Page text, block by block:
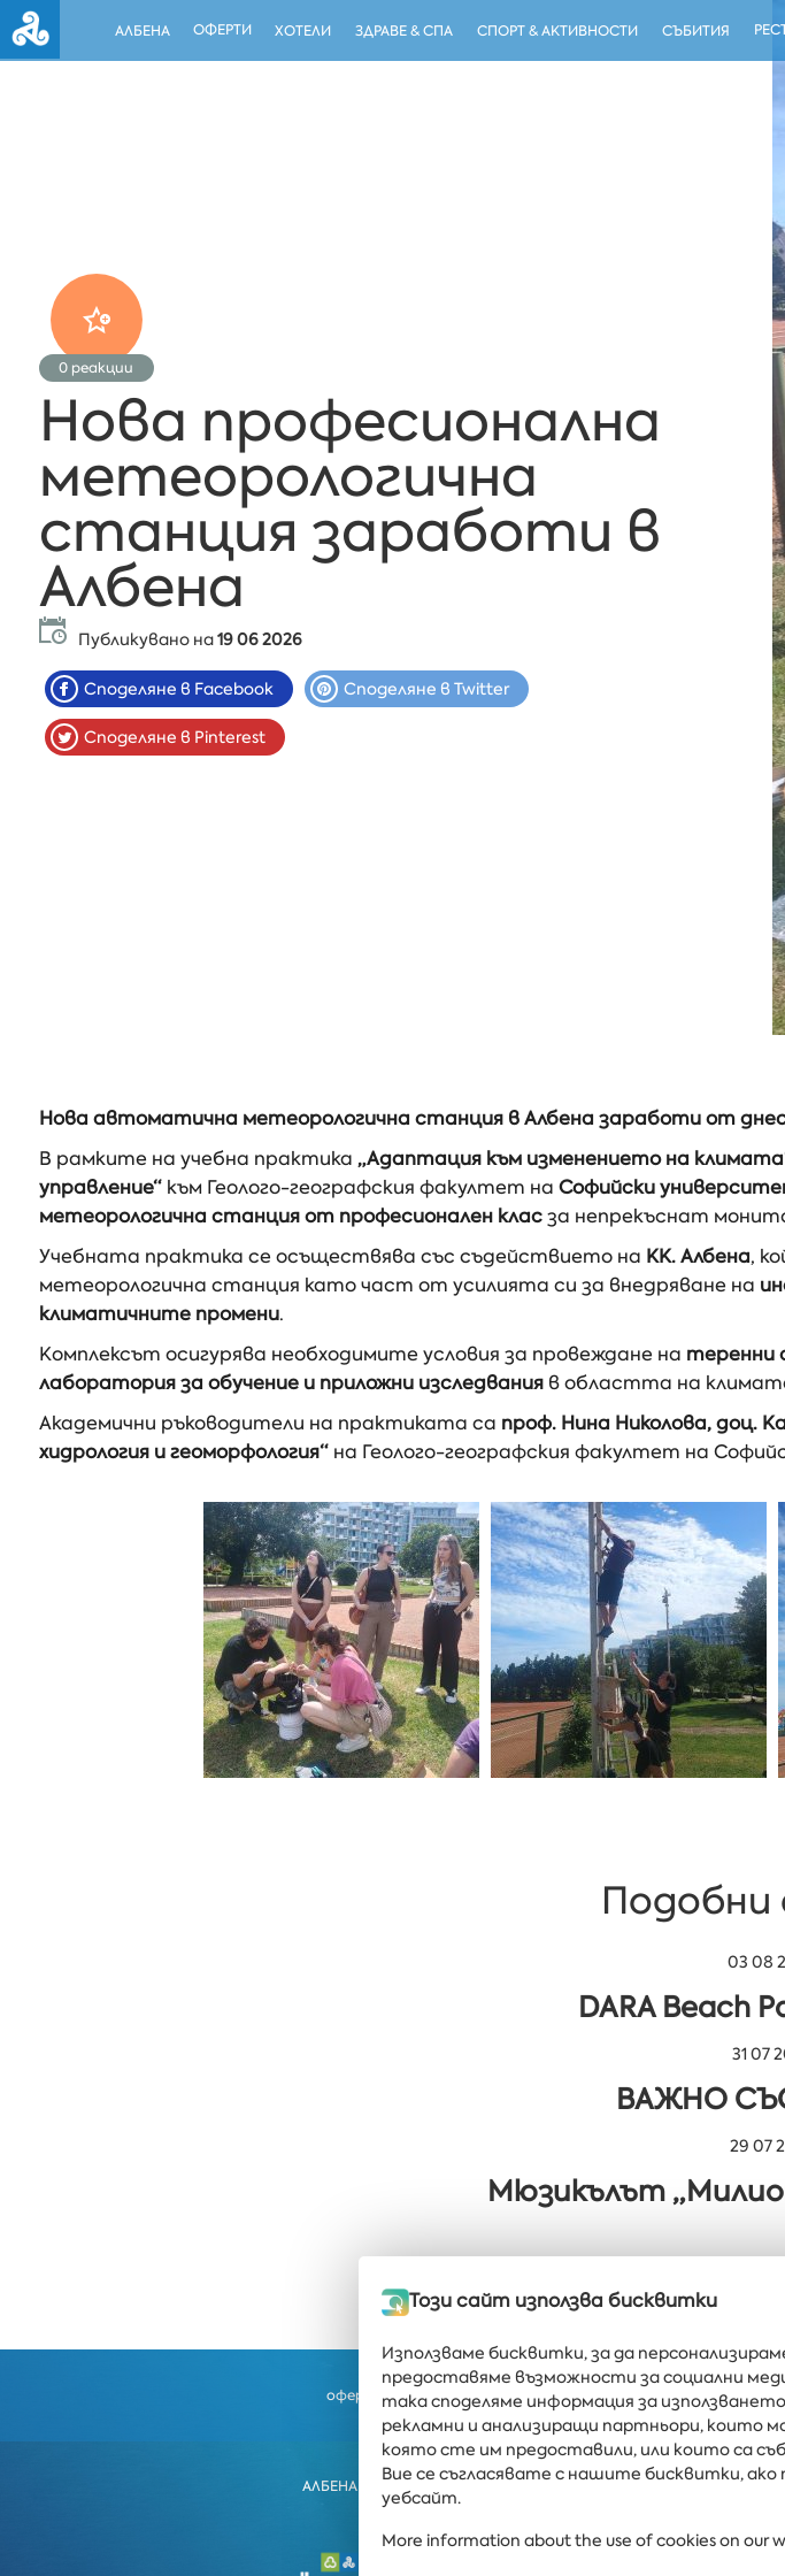
АЛБЕНА ОФЕРТИ ХОТЕЛИ ЗДРАВЕ & СПА СПОРТ & АКТИВНОСТИ СЪБИТИЯ
0 реакции
Нова професионална
метеорологична
станция заработи в
Албена
Публикувано на19 06 2026
Споделяне в Facebook Споделяне в Twitter
Споделяне в Pinterest
Нова автоматична метеорологична станция в Албена заработи от
В рамките на учебна практика „Адаптация към изменението на
управление“към Геолого-географския факултет на Софийски
метеорологична станция от професионален класза непрекъснат
Учебната практика се осъществява със съдействието на КК. Албена,
метеорологична станция като част от усилията си за внедряване на
климатичните промени.
Комплексът осигурява необходимите условия за провеждане на теренни
лаборатория за обучение и приложни изследванияв областта на
Академични ръководители на практиката са проф. Нина Николова, доц.
хидрология и геоморфология“на Геолого-географския факултет на
03 08
DARA Beach
31 07
ВАЖНО
29 07
Мюзикълът
Получавайте последните новини и
оферти направо във вашата пощенска
кутия
АЛБЕНА ALBENA.BG ХОТЕЛИ ЗДРАВЕ & СПА РЕСТОРАНТИ
Този сайт използва бисквитки
Използваме бисквитки, за да
предоставяме възможности за социални
така споделяме информация за
рекламни и анализиращи партньори, които
която сте им предоставили, или които са
Вие се съгласявате с нашите бисквитки,
уебсайт.
More information about the use of cookies on our